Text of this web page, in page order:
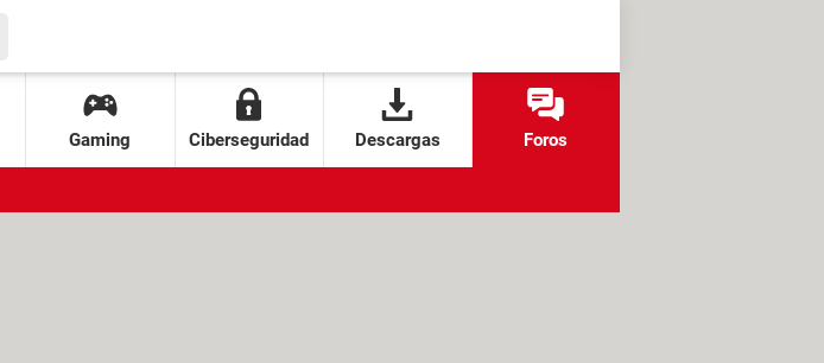
Gaming Ciberseguridad Descargas Foros